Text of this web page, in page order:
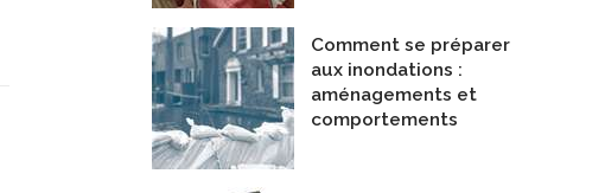
Comment se préparer
aux inondations :
aménagements et
comportements